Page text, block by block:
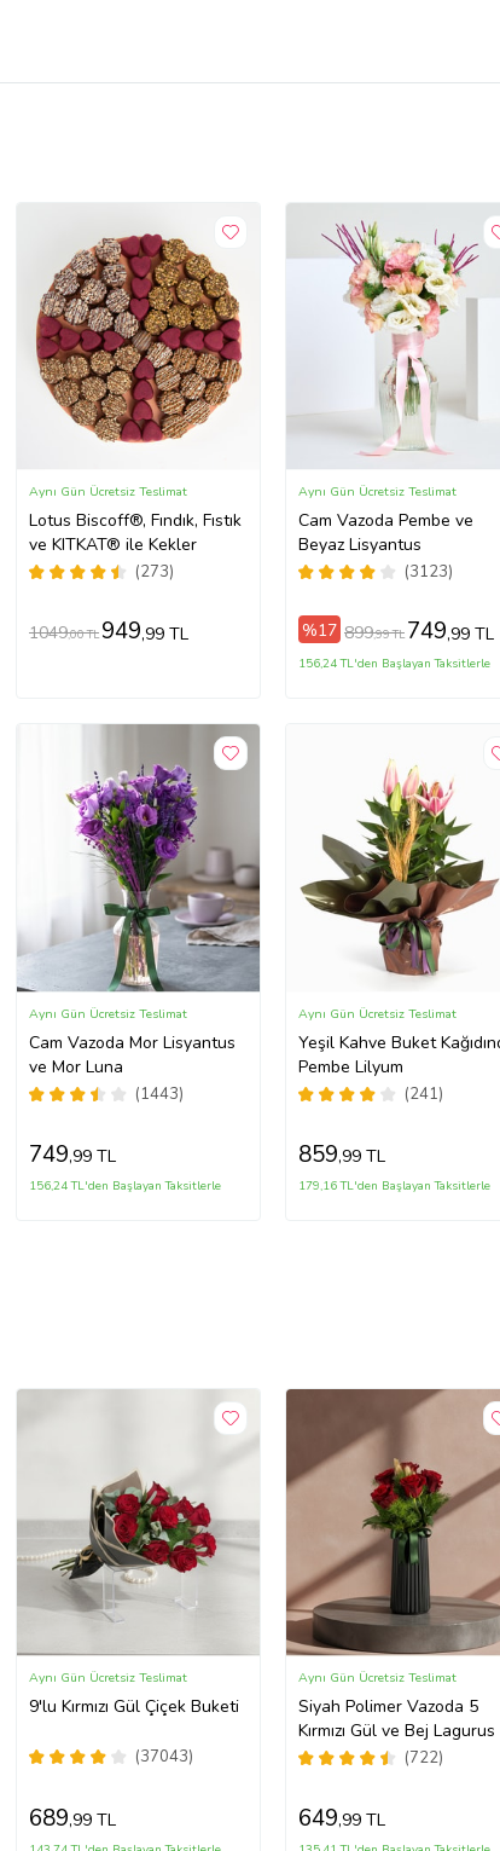
Lotus Biscoff®, Fındık, Fıstık
ve KITKAT® ile Kekler
(273)
Aynı Gün Ücretsiz Teslimat
1049,00 TL 949,99 TL
Cam Vazoda Pembe ve
Beyaz Lisyantus
(3123)
Aynı Gün Ücretsiz Teslimat
%17 899,99 TL 749,99 TL
156,24 TL'den Başlayan Taksitlerle
Cam Vazoda Mor Lisyantus
ve Mor Luna
(1443)
Aynı Gün Ücretsiz Teslimat
749,99 TL
156,24 TL'den Başlayan Taksitlerle
Yeşil Kahve Buket
Pembe Lilyum
(241)
Aynı Gün Ücretsiz Teslimat
859,99 TL
179,16 TL'den Başlayan Taksitlerle
9'lu Kırmızı Gül Çiçek Buketi
(37043)
Aynı Gün Ücretsiz Teslimat
689,99 TL
Siyah Polimer Vazoda 5
Kırmızı Gül ve Bej Lagurus
(722)
Aynı Gün Ücretsiz Teslimat
649,99 TL